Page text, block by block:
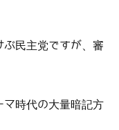
民主党ですが、審
マ時代の大量暗記方